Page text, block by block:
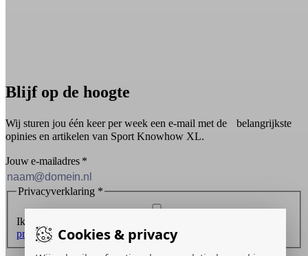
Cookies & privacy
Blijf op de hoogte
Wij sturen jou één keer per week een e-mail met de belangrijkste
opinies en artikelen van Sport Knowhow XL.
Jouw e-mailadres *
Privacyverklaring *
Ik ontvang graag de nieuwsbrief en ga akkoord met de
privacyverklaring.